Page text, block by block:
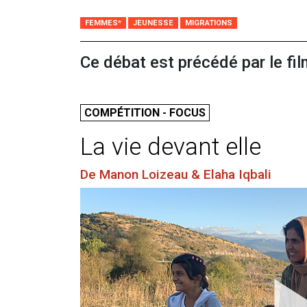
FEMMES* JEUNESSE MIGRATIONS
Ce débat est précédé par le
COMPÉTITION - FOCUS
La vie devant elle
De Manon Loizeau & Elaha Iqbali